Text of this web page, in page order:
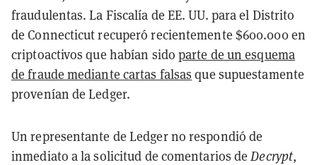
fraudulentas. La Fiscalía de EE. UU. para el Distrito
de Connecticut recuperó recientemente $600.000 en
criptoactivos que habían sidoparte de un esquema
de fraude mediante cartas falsas que supuestamente
provenían de Ledger.
Un representante de Ledger no respondió de
inmediato a la solicitud de comentarios deDecrypt,